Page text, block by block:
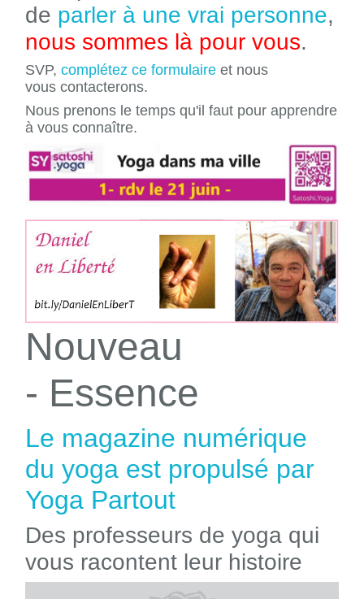
de parler à une vrai personne,
nous sommes là pour vous.
SVP, complétez ce formulaire et nous
vous contacterons.
Nous prenons le temps qu'il faut pour apprendre
à vous connaître.
Nouveau
- Essence
Le magazine numérique
du yoga est propulsé par
Yoga Partout
Des professeurs de yoga qui
vous racontent leur histoire